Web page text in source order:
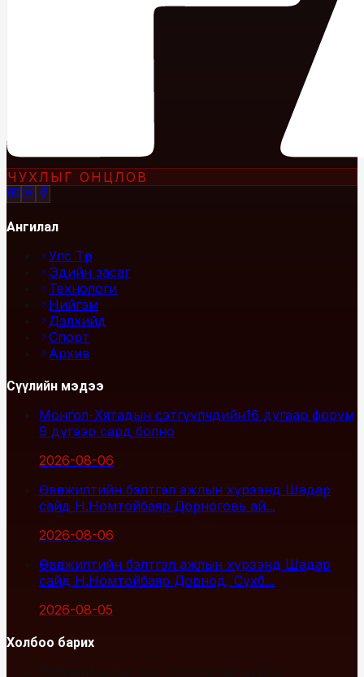
ЧУХЛЫГ ОНЦЛОВ
Ангилал
Улс Төр
Эдийн засаг
Технологи
Нийгэм
Дэлхийд
Спорт
Архив
Сүүлийн мэдээ
Монгол-Хятадын сэтгүүлчдийн16 дугаар форум
9 дүгээр сард болно
2026-08-06
Өвөлжилтийн бэлтгэл ажлын хүрээнд Шадар
сайд Н.Номтойбаяр Дорноговь ай...
2026-08-06
Өвөлжилтийн бэлтгэл ажлын хүрээнд Шадар
сайд Н.Номтойбаяр Дорнод, Сүхб...
2026-08-05
Холбоо барих